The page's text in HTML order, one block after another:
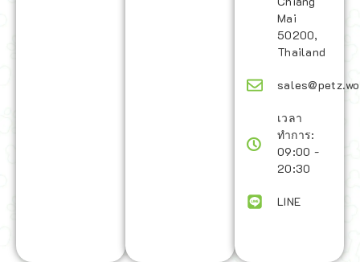
Mai
50200,
Thailand
เวลา
ทำการ:
09:00 -
20:30
LINE